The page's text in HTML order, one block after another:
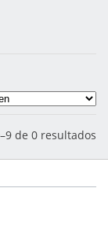
de 0 resultados